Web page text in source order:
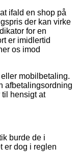
ifald en shop på
der kan virke
for en
er imidlertid
os imod
mobilbetaling.
afbetalingsordning
hensigt at
burde de i
er dog i reglen